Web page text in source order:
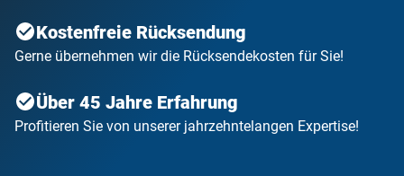
Kostenfreie Rücksendung
Gerne übernehmen wir die Rücksendekosten für Sie!
Über 45 Jahre Erfahrung
Profitieren Sie von unserer jahrzehntelangen Expertise!